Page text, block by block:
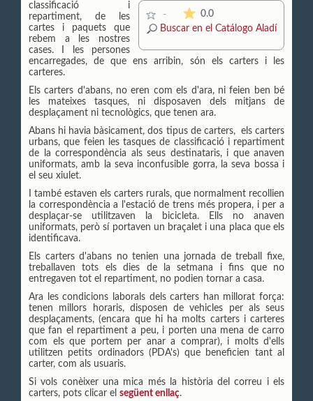
- 0.0La valoración media es de
Buscar en el Catálogo Aladí
classificació i
repartiment, de les
cartes i paquets que
rebem a les nostres
cases. I les persones
encarregades, de que ens arribin, són els carters i les
carteres.
Els carters d'abans, no eren com els d'ara, ni feien ben bé
les mateixes tasques, ni disposaven dels mitjans de
desplaçament ni tecnològics, que tenen ara.
Abans hi havia bàsicament, dos tipus de carters, els carters
urbans, que feien les tasques de classificació i repartiment
de la correspondència als seus destinataris, i que anaven
uniformats, amb la seva inconfusible gorra, la seva bossa i
el seu xiulet.
I també estaven els carters rurals, que normalment recollien
la correspondència a l'estació de trens més propera, i per a
desplaçar-se utilitzaven la bicicleta. Ells no anaven
uniformats, però sí portaven un braçalet i una placa que els
identificava.
Els carters d'abans no tenien una jornada de treball fixe,
treballaven tots els dies de la setmana i fins que no
entregaven tot el repartiment, no podien tornar a casa.
Ara les condicions laborals dels carters han millorat força:
tenen millors horaris, disposen de vehicles per als seus
desplaçaments, (encara que hi ha molts carters i carteres
que fan el repartiment a peu, i porten una mena de carro
com els que portem per anar a comprar), i molts d'ells
utilitzen petits ordinadors (PDA's) que beneficien tant al
carter, com als usuaris.
Si vols conèixer una mica més la història del correu i els
carters, pots clicar el següent enllaç.